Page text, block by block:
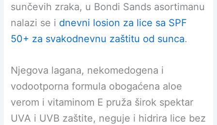
sunčevih zraka, u Bondi Sands asortimanu
nalazi se i dnevni losion za lice sa SPF
50+ za svakodnevnu zaštitu od sunca.
Njegova lagana, nekomedogena i
vodootporna formula obogaćena aloe
verom i vitaminom E pruža širok spektar
UVA i UVB zaštite, neguje i hidrira lice bez